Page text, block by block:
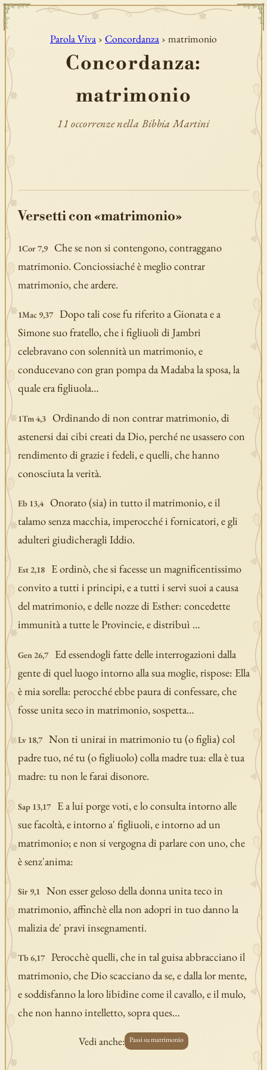
Parola Viva › Concordanza › matrimonio
Concordanza:
matrimonio
11 occorrenze nella Bibbia Martini
Versetti con «matrimonio»
1Cor 7,9
Che se non si contengono, contraggano
matrimonio. Conciossiaché è meglio contrar
matrimonio, che ardere.
1Mac 9,37
Dopo tali cose fu riferito a Gionata e a
Simone suo fratello, che i figliuoli di Jambri
celebravano con solennità un matrimonio, e
conducevano con gran pompa da Madaba la sposa, la
quale era figliuola…
1Tm 4,3
Ordinando di non contrar matrimonio, di
astenersi dai cibi creati da Dio, perché ne usassero con
rendimento di grazie i fedeli, e quelli, che hanno
conosciuta la verità.
Eb 13,4
Onorato (sia) in tutto il matrimonio, e il
talamo senza macchia, imperocché i fornicatori, e gli
adulteri giudicheragli Iddio.
Est 2,18
E ordinò, che si facesse un magnificentissimo
convito a tutti i principi, e a tutti i servi suoi a causa
del matrimonio, e delle nozze di Esther: concedette
immunità a tutte le Provincie, e distribuì …
Gen 26,7
Ed essendogli fatte delle interrogazioni dalla
gente di quel luogo intorno alla sua moglie, rispose: Ella
è mia sorella: perocché ebbe paura di confessare, che
fosse unita seco in matrimonio, sospetta…
Lv 18,7
Non ti unirai in matrimonio tu (o figlia) col
padre tuo, né tu (o figliuolo) colla madre tua: ella è tua
madre: tu non le farai disonore.
Sap 13,17
E a lui porge voti, e lo consulta intorno alle
sue facoltà, e intorno a' figliuoli, e intorno ad un
matrimonio; e non si vergogna di parlare con uno, che
è senz'anima:
Sir 9,1
Non esser geloso della donna unita teco in
matrimonio, affinchè ella non adopri in tuo danno la
malizia de' pravi insegnamenti.
Tb 6,17
Perocchè quelli, che in tal guisa abbracciano il
matrimonio, che Dio scacciano da se, e dalla lor mente,
e soddisfanno la loro libidine come il cavallo, e il mulo,
che non hanno intelletto, sopra ques…
Vedi anche: Passi su matrimonio